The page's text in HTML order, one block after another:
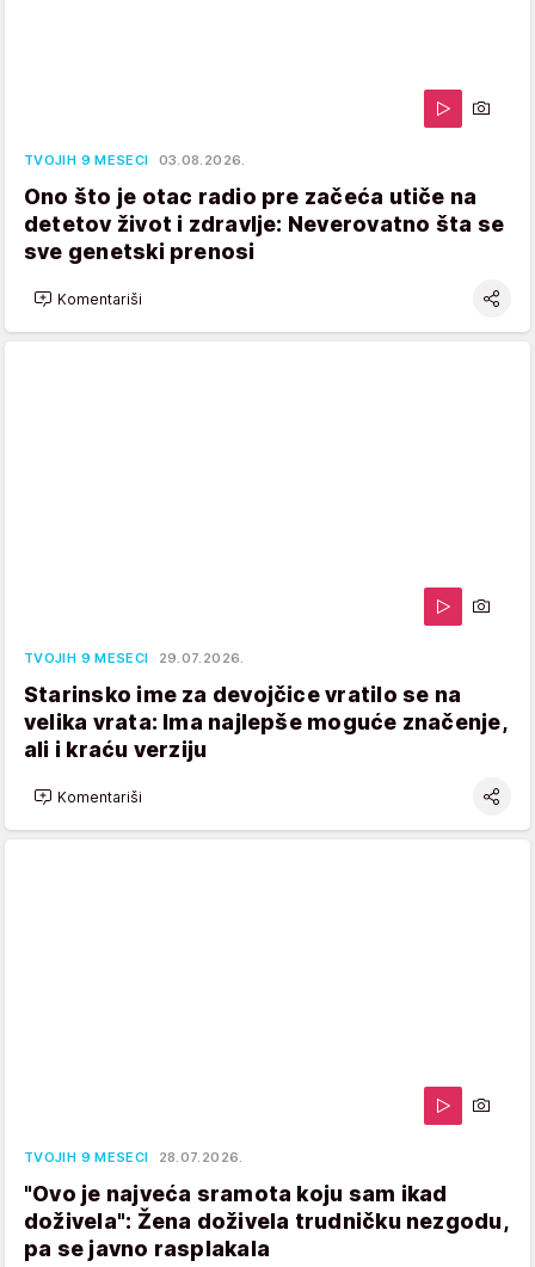
TVOJIH 9 MESECI 03.08.2026.
Ono što je otac radio pre začeća utiče na
detetov život i zdravlje: Neverovatno šta se
sve genetski prenosi
Komentariši
TVOJIH 9 MESECI 29.07.2026.
Starinsko ime za devojčice vratilo se na
velika vrata: Ima najlepše moguće značenje,
ali i kraću verziju
Komentariši
TVOJIH 9 MESECI 28.07.2026.
"Ovo je najveća sramota koju sam ikad
doživela": Žena doživela trudničku nezgodu,
pa se javno rasplakala